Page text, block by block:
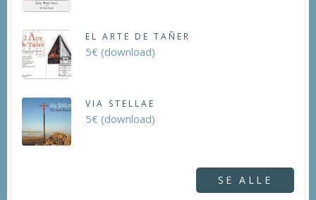
EL ARTE DE TAÑER
5€ (download)
VIA STELLAE
5€ (download)
SE ALLE